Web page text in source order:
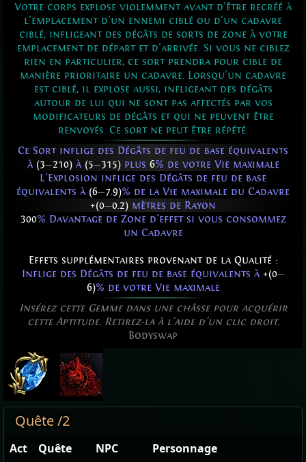
Votre corps explose violemment avant d'être recréé à
l'emplacement d'un ennemi ciblé ou d'un cadavre
ciblé, infligeant des dégâts de sorts de zone à votre
emplacement de départ et d'arrivée. Si vous ne ciblez
rien en particulier, ce sort prendra pour cible de
manière prioritaire un cadavre. Lorsqu'un cadavre
est ciblé, il explose aussi, infligeant des dégâts
autour de lui qui ne sont pas affectés par vos
modificateurs de dégâts et qui ne peuvent être
renvoyés. Ce sort ne peut être répété.
Ce Sort inflige des Dégâts de feu de base équivalents
à (3—210)à (5—315)plus 6% de votre Vie maximale
L'Explosion inflige des Dégâts de feu de base
équivalents à (6—7.9)% de la Vie maximale du Cadavre
+(0—0.2) mètres de Rayon
300% Davantage de Zone d'effet si vous consommez
un Cadavre
Effets supplémentaires provenant de la Qualité :
Inflige des Dégâts de feu de base équivalents à +(0—
6)% de votre Vie maximale
Insérez cette Gemme dans une châsse pour acquérir
cette Aptitude. Retirez-la à l'aide d'un clic droit.
Bodyswap
Quête /2
Act Quête NPC
Personnage